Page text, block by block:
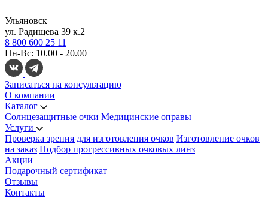
Ульяновск
ул. Радищева 39 к.2
8 800 600 25 11
Пн-Вс: 10.00 - 20.00
Записаться на консультацию
О компании
Каталог
Солнцезащитные очки Медицинские оправы
Услуги
Проверка зрения для изготовления очков Изготовление очков
на заказ Подбор прогрессивных очковых линз
Акции
Подарочный сертификат
Отзывы
Контакты